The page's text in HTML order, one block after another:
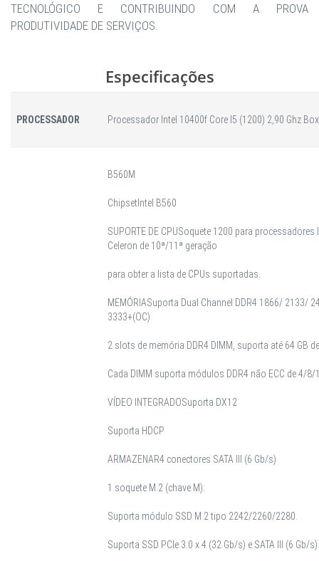
TECNOLÓGICO E CONTRIBUINDO COM A PROVA
PRODUTIVIDADE DE SERVIÇOS.
Especificações
PROCESSADOR Processador Intel 10400f Core I5 (1200) 2,90 Ghz
B560M
ChipsetIntel B560
SUPORTE DE CPUSoquete 1200 para processadores
Celeron de 10ª/11ª geração
para obter a lista de CPUs suportadas.
MEMÓRIASuporta Dual Channel DDR4 1866/ 2133/
3333+(OC)
2 slots de memória DDR4 DIMM, suporta até 64 GB
Cada DIMM suporta módulos DDR4 não ECC de 4/8/
VÍDEO INTEGRADOSuporta DX12
Suporta HDCP
ARMAZENAR4 conectores SATA III (6 Gb/s)
1 soquete M.2 (chave M):
Suporta módulo SSD M.2 tipo 2242/2260/2280.
Suporta SSD PCIe 3.0 x 4 (32 Gb/s) e SATA III (6 Gb/s).